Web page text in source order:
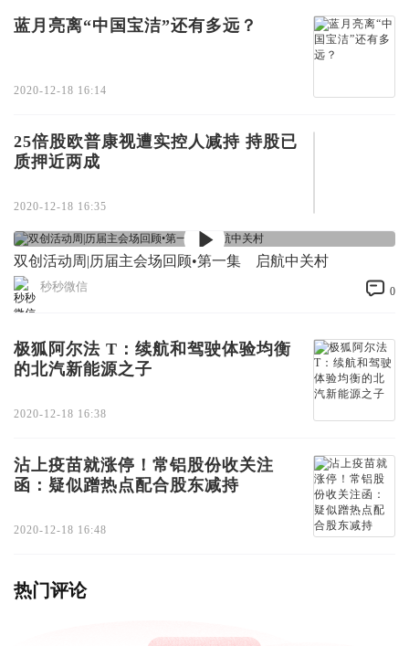
蓝月亮离“中国宝洁”还有多远？
2020-12-18 16:14
25倍股欧普康视遭实控人减持 持股已
质押近两成
2020-12-18 16:35
双创活动周|历届主会场回顾•第一集 启航中关村
秒秒微信 0
极狐阿尔法 T：续航和驾驶体验均衡
的北汽新能源之子
2020-12-18 16:38
沾上疫苗就涨停！常铝股份收关注
函：疑似蹭热点配合股东减持
2020-12-18 16:48
热门评论